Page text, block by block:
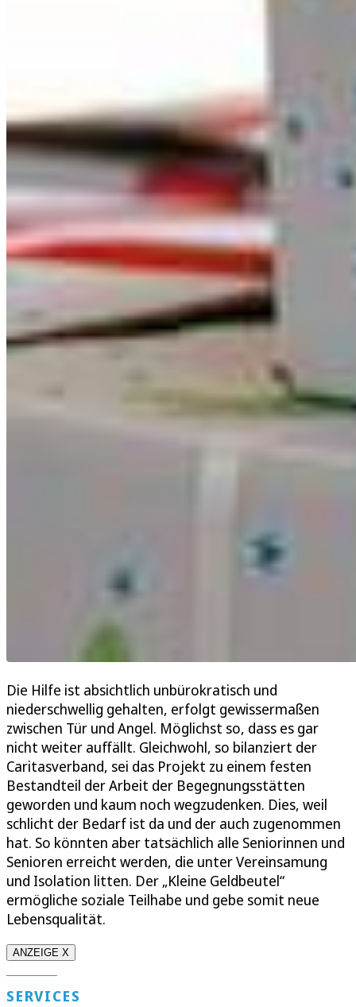
Die Hilfe ist absichtlich unbürokratisch und
niederschwellig gehalten, erfolgt gewissermaßen
zwischen Tür und Angel. Möglichst so, dass es gar
nicht weiter auffällt. Gleichwohl, so bilanziert der
Caritasverband, sei das Projekt zu einem festen
Bestandteil der Arbeit der Begegnungsstätten
geworden und kaum noch wegzudenken. Dies, weil
schlicht der Bedarf ist da und der auch zugenommen
hat. So könnten aber tatsächlich alle Seniorinnen und
Senioren erreicht werden, die unter Vereinsamung
und Isolation litten. Der „Kleine Geldbeutel“
ermögliche soziale Teilhabe und gebe somit neue
Lebensqualität.
ANZEIGE X
SERVICES